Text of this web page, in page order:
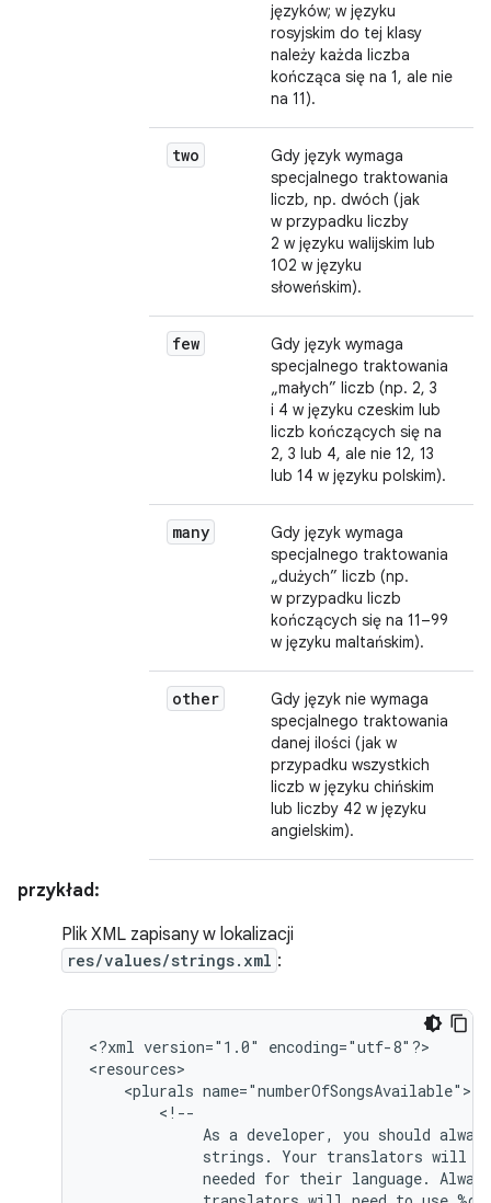
języków; w języku
rosyjskim do tej klasy
należy każda liczba
kończąca się na 1, ale nie
na 11).
two
Gdy język wymaga
specjalnego traktowania
liczb, np. dwóch (jak
w przypadku liczby
2 w języku walijskim lub
102 w języku
słoweńskim).
few
Gdy język wymaga
specjalnego traktowania
„małych” liczb (np. 2, 3
i 4 w języku czeskim lub
liczb kończących się na
2, 3 lub 4, ale nie 12, 13
lub 14 w języku polskim).
many
Gdy język wymaga
specjalnego traktowania
„dużych” liczb (np.
w przypadku liczb
kończących się na 11–99
w języku maltańskim).
other
Gdy język nie wymaga
specjalnego traktowania
danej ilości (jak w
przypadku wszystkich
liczb w języku chińskim
lub liczby 42 w języku
angielskim).
przykład:
Plik XML zapisany w lokalizacji
res/values/strings.xml :
<?xml version="1.0"
encoding="utf-8"?>
<plurals
As a developer, you should always
strings.
Your translators will
needed for their language. Always